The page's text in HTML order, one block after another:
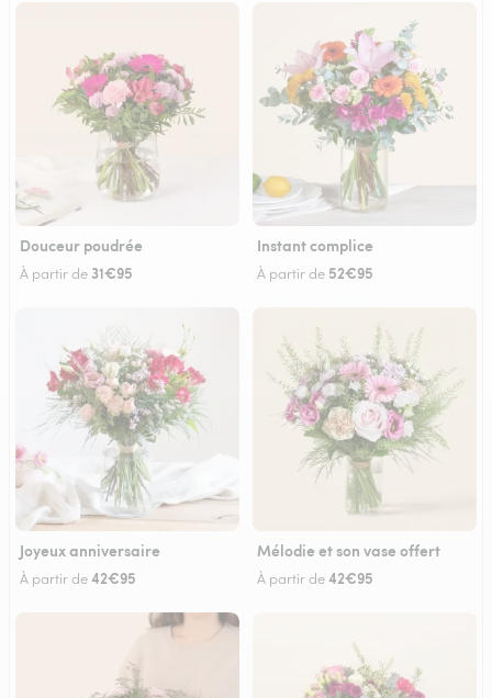
Douceur poudrée
À partir de 31€95
Instant complice
À partir de 52€95
Joyeux anniversaire
À partir de42€95
Mélodie et son vase offert
À partir de42€95